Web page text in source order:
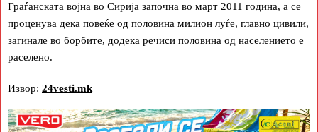
Граѓанската војна во Сирија започна во март 2011 година, а се
проценува дека повеќе од половина милион луѓе, главно цивили,
загинале во борбите, додека речиси половина од населението е
раселено.
Извор: 24vesti.mk